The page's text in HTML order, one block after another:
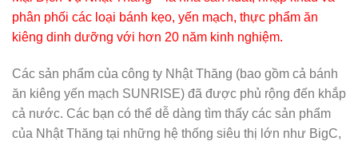
phân phối các loại bánh kẹo, yến mạch, thực phẩm ăn
kiêng dinh dưỡng với hơn 20 năm kinh nghiệm.
Các sản phẩm của công ty Nhật Thăng (bao gồm cả bánh
ăn kiêng yến mạch SUNRISE) đã được phủ rộng đến khắp
cả nước. Các bạn có thể dễ dàng tìm thấy các sản phẩm
của Nhật Thăng tại những hệ thống siêu thị lớn như BigC,